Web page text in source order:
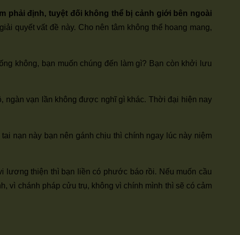
phải định, tuyệt đối không thể bị cảnh giới bên ngoài
quyết vất đề này. Cho nên tâm không thể hoang mang,
không, bạn muốn chúng đến làm gì? Bạn còn khởi lưu
ngàn vạn lần không được nghĩ gì khác. Thời đại hiện nay
nạn này bạn nên gánh chịu thì chính ngay lúc này niệm
lương thiện thì bạn liền có phước báo rồi. Nếu muốn cầu
vì chánh pháp cửu trụ, không vì chính mình thì sẽ có cảm